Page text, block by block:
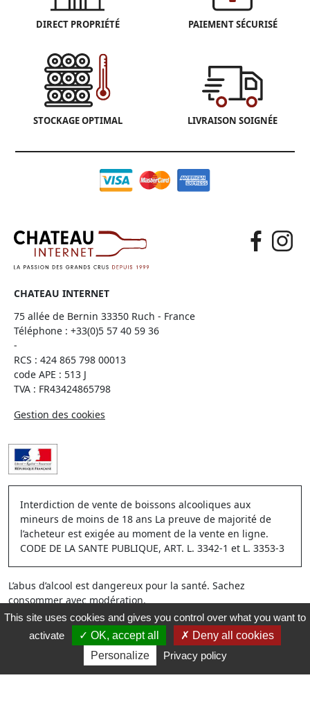
DIRECT PROPRIÉTÉ PAIEMENT SÉCURISÉ
STOCKAGE OPTIMAL LIVRAISON SOIGNÉE
CHATEAU INTERNET
75 allée de Bernin 33350 Ruch - France
Téléphone : +33(0)5 57 40 59 36
-
RCS : 424 865 798 00013
code APE : 513 J
TVA : FR43424865798
Gestion des cookies
Interdiction de vente de boissons alcooliques aux
mineurs de moins de 18 ans La preuve de majorité de
l’acheteur est exigée au moment de la vente en ligne.
CODE DE LA SANTE PUBLIQUE, ART. L. 3342-1 et L. 3353-3
L’abus d’alcool est dangereux pour la santé. Sachez
consommer avec modération.
This site uses cookies and gives you control over what you want to
activate
OK, accept all
Deny all cookies
Personalize
Privacy policy